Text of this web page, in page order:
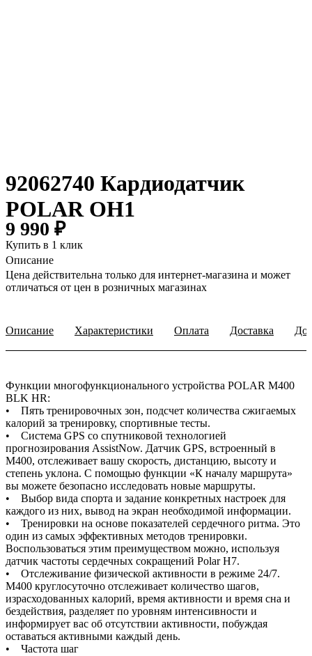
92062740 Кардиодатчик
POLAR OH1
9 990 ₽
Купить в 1 клик
Описание
Цена действительна только для интернет-магазина и может
отличаться от цен в розничных магазинах
Описание Характеристики Оплата Доставка
Функции многофункционального устройства POLAR M400
BLK HR:
• Пять тренировочных зон, подсчет количества сжигаемых
калорий за тренировку, спортивные тесты.
• Система GPS со спутниковой технологией
прогнозирования AssistNow. Датчик GPS, встроенный в
M400, отслеживает вашу скорость, дистанцию, высоту и
степень уклона. С помощью функции «К началу маршрута»
вы можете безопасно исследовать новые маршруты.
• Выбор вида спорта и задание конкретных настроек для
каждого из них, вывод на экран необходимой информации.
• Тренировки на основе показателей сердечного ритма. Это
один из самых эффективных методов тренировки.
Воспользоваться этим преимуществом можно, используя
датчик частоты сердечных сокращений Polar H7.
• Отслеживание физической активности в режиме 24/7.
M400 круглосуточно отслеживает количество шагов,
израсходованных калорий, время активности и время сна и
бездействия, разделяет по уровням интенсивности и
информирует вас об отсутствии активности, побуждая
оставаться активными каждый день.
• Частота шаг